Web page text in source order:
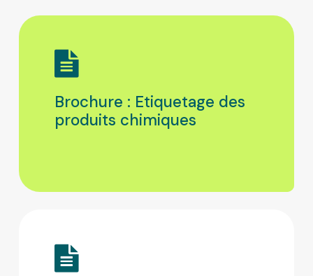
Brochure : Etiquetage des
produits chimiques